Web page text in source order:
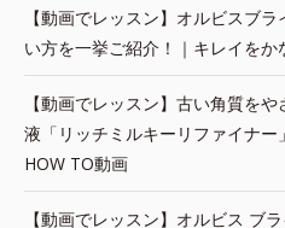
【動画でレッスン】オルビスブ
い方を一挙ご紹介！｜キレイを
【動画でレッスン】古い角質を
液「リッチミルキーリファイナ
HOW TO動画
【動画でレッスン】オルビス ブ